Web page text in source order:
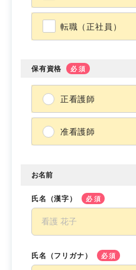
転職（正社員）
保有資格 必須
正看護師
准看護師
お名前
氏名（漢字） 必須
氏名（フリガナ） 必須